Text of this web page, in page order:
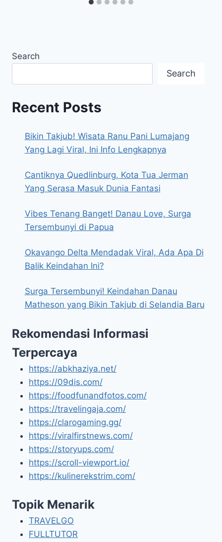
Search
Search
Recent Posts
Bikin Takjub! Wisata Ranu Pani Lumajang
Yang Lagi Viral, Ini Info Lengkapnya
Cantiknya Quedlinburg, Kota Tua Jerman
Yang Serasa Masuk Dunia Fantasi
Vibes Tenang Banget! Danau Love, Surga
Tersembunyi di Papua
Okavango Delta Mendadak Viral, Ada Apa Di
Balik Keindahan Ini?
Surga Tersembunyi! Keindahan Danau
Matheson yang Bikin Takjub di Selandia Baru
Rekomendasi Informasi
Terpercaya
https://abkhaziya.net/
https://09dis.com/
https://foodfunandfotos.com/
https://travelingaja.com/
https://clarogaming.gg/
https://viralfirstnews.com/
https://storyups.com/
https://scroll-viewport.io/
https://kulinerekstrim.com/
Topik Menarik
TRAVELGO
FULLTUTOR